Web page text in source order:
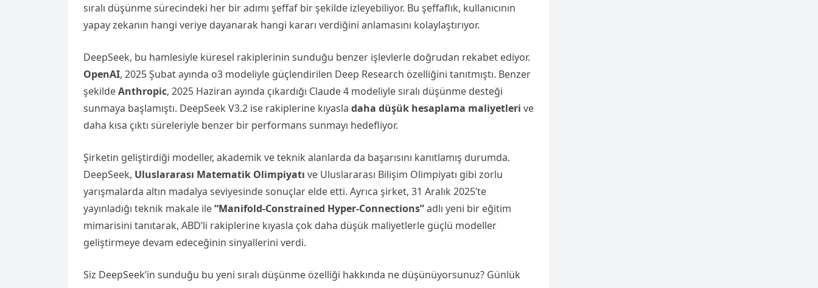
sıralı düşünme sürecindeki her bir adımı şeffaf bir şekilde izleyebiliyor. Bu şeffaflık, kullanıcının
yapay zekanın hangi veriye dayanarak hangi kararı verdiğini anlamasını kolaylaştırıyor.
DeepSeek, bu hamlesiyle küresel rakiplerinin sunduğu benzer işlevlerle doğrudan rekabet ediyor.
OpenAI, 2025 Şubat ayında o3 modeliyle güçlendirilen Deep Research özelliğini tanıtmıştı. Benzer
şekildeAnthropic, 2025 Haziran ayında çıkardığı Claude 4 modeliyle sıralı düşünme desteği
sunmaya başlamıştı. DeepSeek V3.2 ise rakiplerine kıyasla daha düşük hesaplama maliyetleri ve
daha kısa çıktı süreleriyle benzer bir performans sunmayı hedefliyor.
Şirketin geliştirdiği modeller, akademik ve teknik alanlarda da başarısını kanıtlamış durumda.
DeepSeek, Uluslararası Matematik Olimpiyatı ve Uluslararası Bilişim Olimpiyatı gibi zorlu
yarışmalarda altın madalya seviyesinde sonuçlar elde etti. Ayrıca şirket, 31 Aralık 2025’te
yayınladığı teknik makale ile“Manifold-Constrained Hyper-Connections”adlı yeni bir eğitim
mimarisini tanıtarak, ABD’li rakiplerine kıyasla çok daha düşük maliyetlerle güçlü modeller
geliştirmeye devam edeceğinin sinyallerini verdi.
Siz DeepSeek’in sunduğu bu yeni sıralı düşünme özelliği hakkında ne düşünüyorsunuz? Günlük